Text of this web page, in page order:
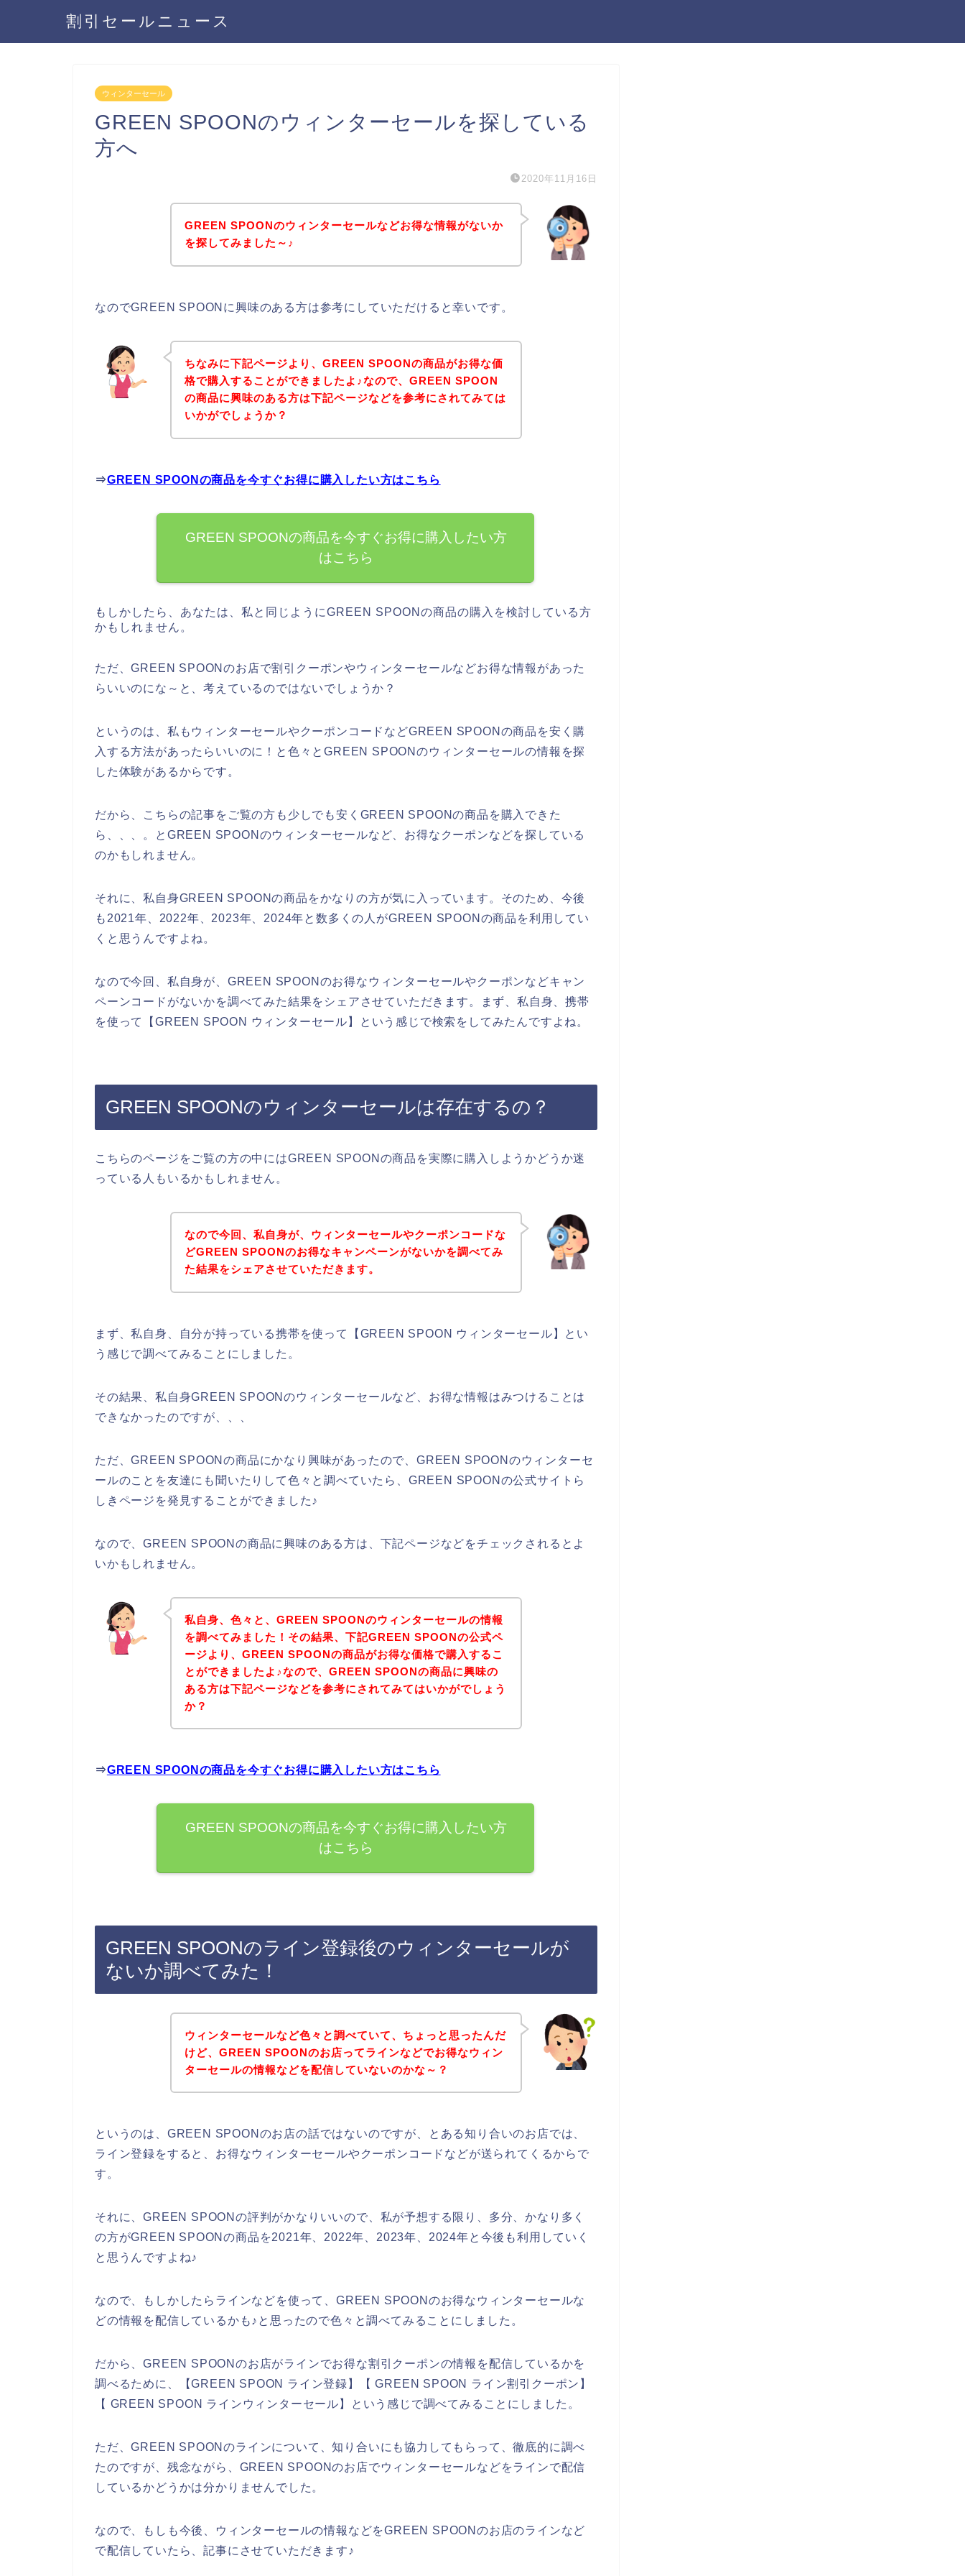
割引セールニュース
ウィンターセール
GREEN SPOONのウィンターセールを探している
方へ
2020年11月16日
GREEN SPOONのウィンターセールなどお得な情報がないか
を探してみました～♪
なのでGREEN SPOONに興味のある方は参考にしていただけると幸いです。
ちなみに下記ページより、GREEN SPOONの商品がお得な価
格で購入することができましたよ♪なので、GREEN SPOON
の商品に興味のある方は下記ページなどを参考にされてみては
いかがでしょうか？
⇒GREEN SPOONの商品を今すぐお得に購入したい方はこちら
GREEN SPOONの商品を今すぐお得に購入したい方
はこちら
もしかしたら、あなたは、私と同じようにGREEN SPOONの商品の購入を検討している方
かもしれません。
ただ、GREEN SPOONのお店で割引クーポンやウィンターセールなどお得な情報があった
らいいのにな～と、考えているのではないでしょうか？
というのは、私もウィンターセールやクーポンコードなどGREEN SPOONの商品を安く購
入する方法があったらいいのに！と色々とGREEN SPOONのウィンターセールの情報を探
した体験があるからです。
だから、こちらの記事をご覧の方も少しでも安くGREEN SPOONの商品を購入できた
ら、、、。とGREEN SPOONのウィンターセールなど、お得なクーポンなどを探している
のかもしれません。
それに、私自身GREEN SPOONの商品をかなりの方が気に入っています。そのため、今後
も2021年、2022年、2023年、2024年と数多くの人がGREEN SPOONの商品を利用してい
くと思うんですよね。
なので今回、私自身が、GREEN SPOONのお得なウィンターセールやクーポンなどキャン
ペーンコードがないかを調べてみた結果をシェアさせていただきます。まず、私自身、携帯
を使って【GREEN SPOON ウィンターセール】という感じで検索をしてみたんですよね。
GREEN SPOONのウィンターセールは存在するの？
こちらのページをご覧の方の中にはGREEN SPOONの商品を実際に購入しようかどうか迷
っている人もいるかもしれません。
なので今回、私自身が、ウィンターセールやクーポンコードな
どGREEN SPOONのお得なキャンペーンがないかを調べてみ
た結果をシェアさせていただきます。
まず、私自身、自分が持っている携帯を使って【GREEN SPOON ウィンターセール】とい
う感じで調べてみることにしました。
その結果、私自身GREEN SPOONのウィンターセールなど、お得な情報はみつけることは
できなかったのですが、、、
ただ、GREEN SPOONの商品にかなり興味があったので、GREEN SPOONのウィンターセ
ールのことを友達にも聞いたりして色々と調べていたら、GREEN SPOONの公式サイトら
しきページを発見することができました♪
なので、GREEN SPOONの商品に興味のある方は、下記ページなどをチェックされるとよ
いかもしれません。
私自身、色々と、GREEN SPOONのウィンターセールの情報
を調べてみました！その結果、下記GREEN SPOONの公式ペ
ージより、GREEN SPOONの商品がお得な価格で購入するこ
とができましたよ♪なので、GREEN SPOONの商品に興味の
ある方は下記ページなどを参考にされてみてはいかがでしょう
か？
⇒GREEN SPOONの商品を今すぐお得に購入したい方はこちら
GREEN SPOONの商品を今すぐお得に購入したい方
はこちら
GREEN SPOONのライン登録後のウィンターセールが
ないか調べてみた！
ウィンターセールなど色々と調べていて、ちょっと思ったんだ
けど、GREEN SPOONのお店ってラインなどでお得なウィン
ターセールの情報などを配信していないのかな～？
というのは、GREEN SPOONのお店の話ではないのですが、とある知り合いのお店では、
ライン登録をすると、お得なウィンターセールやクーポンコードなどが送られてくるからで
す。
それに、GREEN SPOONの評判がかなりいいので、私が予想する限り、多分、かなり多く
の方がGREEN SPOONの商品を2021年、2022年、2023年、2024年と今後も利用していく
と思うんですよね♪
なので、もしかしたらラインなどを使って、GREEN SPOONのお得なウィンターセールな
どの情報を配信しているかも♪と思ったので色々と調べてみることにしました。
だから、GREEN SPOONのお店がラインでお得な割引クーポンの情報を配信しているかを
調べるために、【GREEN SPOON ライン登録】【 GREEN SPOON ライン割引クーポン】
【 GREEN SPOON ラインウィンターセール】という感じで調べてみることにしました。
ただ、GREEN SPOONのラインについて、知り合いにも協力してもらって、徹底的に調べ
たのですが、残念ながら、GREEN SPOONのお店でウィンターセールなどをラインで配信
しているかどうかは分かりませんでした。
なので、もしも今後、ウィンターセールの情報などをGREEN SPOONのお店のラインなど
で配信していたら、記事にさせていただきます♪